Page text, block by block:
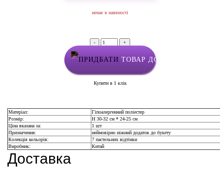
немає в наявності
- +
ТОВАР ДОДАНО У КОШИК
Купити в 1 клік
Матеріал:
Гіпоалергенний поліестер
Розмір:
Н 30-32 см * 24-25 см
Ціна вказана за:
1 шт
Призначення:
неймовірно ніжний додаток до букету
Колекція кольорів:
7 пастельних відтінки
Виробник:
Китай
Доставка